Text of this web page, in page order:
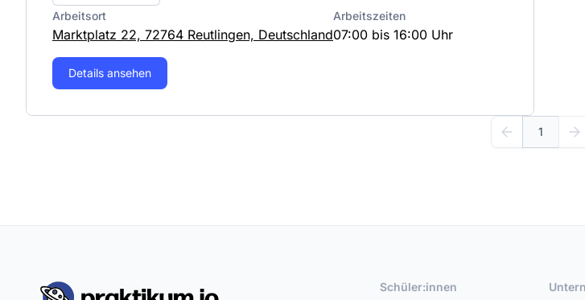
Arbeitsort
Marktplatz 22, 72764 Reutlingen, Deutschland
Arbeitszeiten
07:00 bis 16:00 Uhr
Details ansehen
1
Schüler:innen